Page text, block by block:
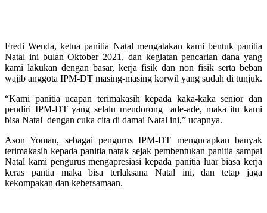
Fredi Wenda, ketua panitia Natal mengatakan kami bentuk panitia
Natal ini bulan Oktober 2021, dan kegiatan pencarian dana yang
kami lakukan dengan basar, kerja fisik dan non fisik serta beban
wajib anggota IPM-DT masing-masing korwil yang sudah di tunjuk.
“Kami panitia ucapan terimakasih kepada kaka-kaka senior dan
pendiri IPM-DT yang selalu mendorong ade-ade, maka itu kami
bisa Natal dengan cuka cita di damai Natal ini,” ucapnya.
Ason Yoman, sebagai pengurus IPM-DT mengucapkan banyak
terimakasih kepada panitia natak sejak pembentukan panitia sampai
Natal kami pengurus mengapresiasi kepada panitia luar biasa kerja
keras pantia maka bisa terlaksana Natal ini, dan tetap jaga
kekompakan dan kebersamaan.